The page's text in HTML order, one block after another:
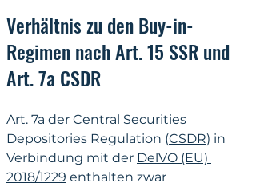
Verhältnis zu den Buy-in-
Regimen nach Art. 15 SSR und
Art. 7a CSDR
Art. 7a der Central Securities
Depositories Regulation (CSDR) in
Verbindung mit der DelVO (EU)
2018/1229 enthalten zwar